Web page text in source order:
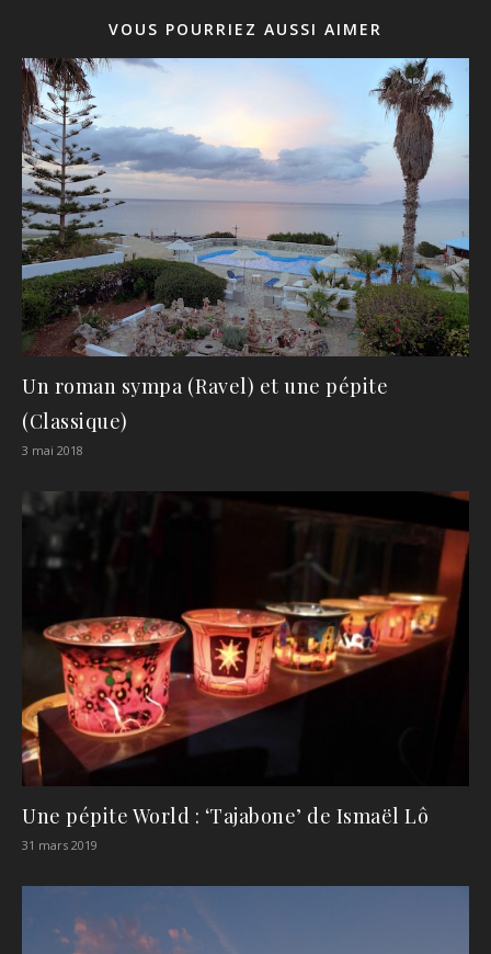
VOUS POURRIEZ AUSSI AIMER
Un roman sympa (Ravel) et une pépite
(Classique)
3 mai 2018
Une pépite World : ‘Tajabone’ de Ismaël Lô
31 mars 2019